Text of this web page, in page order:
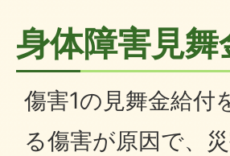
身体障害見舞
傷害1の見舞金給付
る傷害が原因で、